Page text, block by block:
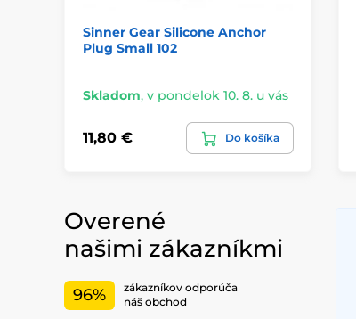
Sinner Gear Silicone Anchor
Plug Small 102
Skladom, v pondelok 10. 8. u vás
11,80 € Do košíka
Overené
našimi zákazníkmi
96%
zákazníkov odporúča
náš obchod